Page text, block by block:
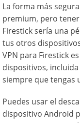
La forma más
premium, pero
Firestick sería una
tus otros
VPN para Firestick
dispositivos,
siempre que tengas
Puedes usar el
dispositivo Android